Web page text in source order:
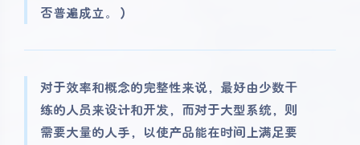
否普遍成立。）
对于效率和概念的完整性来说，最好由少数干
练的人员来设计和开发，而对于大型系统，则
需要大量的人手，以使产品能在时间上满足要